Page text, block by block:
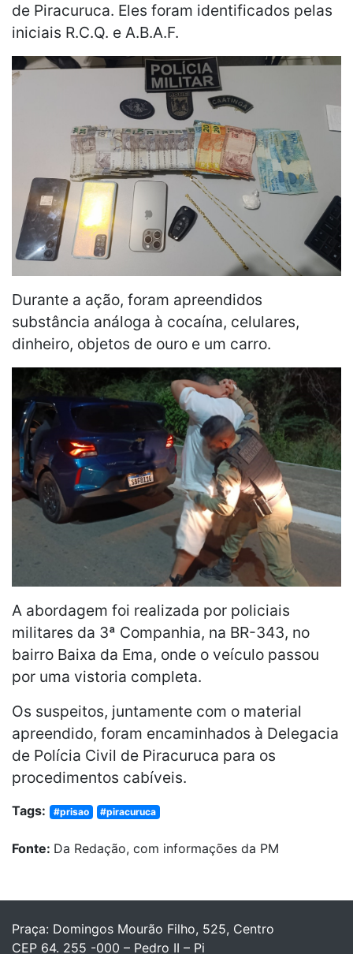
de Piracuruca. Eles foram identificados pelas
iniciais R.C.Q. e A.B.A.F.
Durante a ação, foram apreendidos
substância análoga à cocaína, celulares,
dinheiro, objetos de ouro e um carro.
A abordagem foi realizada por policiais
militares da 3ª Companhia, na BR-343, no
bairro Baixa da Ema, onde o veículo passou
por uma vistoria completa.
Os suspeitos, juntamente com o material
apreendido, foram encaminhados à Delegacia
de Polícia Civil de Piracuruca para os
procedimentos cabíveis.
Tags: #prisao #piracuruca
Fonte: Da Redação, com informações da PM
Praça: Domingos Mourão Filho, 525, Centro
CEP 64. 255 -000 – Pedro II – Pi